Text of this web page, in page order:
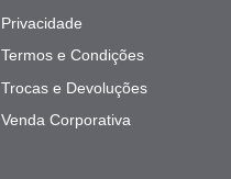
Privacidade
Termos e Condições
Trocas e Devoluções
Venda Corporativa